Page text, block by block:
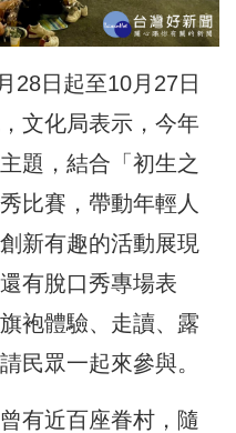
28日起至10月27日
文化局表示，今年
題，結合「初生之
比賽，帶動年輕人
新有趣的活動展現
有脫口秀專場表
袍體驗、走讀、露
民眾一起來參與。
有近百座眷村，隨